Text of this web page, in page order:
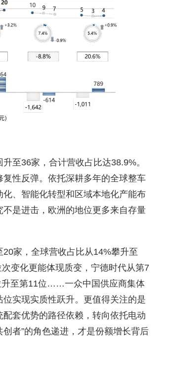
至36家，合计营收占比达38.9%。
复性反弹。依托深耕多年的全球整车
、智能化转型和区域本地化产能布
是进击，欧洲的地位更多来自存量
家，全球营收占比从14%攀升至
变化更能体现质变，宁德时代从第7
升至第11位……一众中国供应商集体
实现实质性跃升。更值得关注的是
套优势的路径依赖，转向依托电动
者”的角色递进，才是份额增长背后